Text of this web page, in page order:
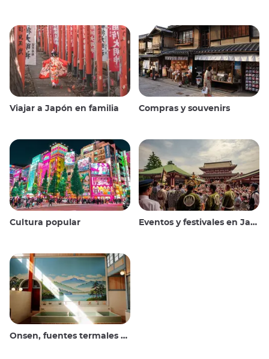
Viajar a Japón en familia Compras y souvenirs
Cultura popular Eventos y festivales en Japón
Onsen, fuentes termales y baños públicos